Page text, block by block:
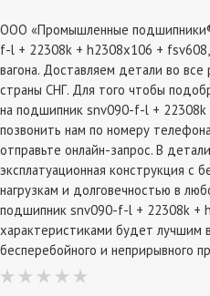
ООО «Промышленные
f-l + 22308k + h2308x106 +
вагона. Доставляем детали во
страны СНГ. Для того чтобы
на подшипник snv090-f-l +
позвонить нам по номеру
отправьте онлайн-запрос. В
эксплатуационная конструкция с
нагрузкам и долговечностью в
подшипник snv090-f-l + 22308k +
характеристиками будет
бесперебойного и неприрывного